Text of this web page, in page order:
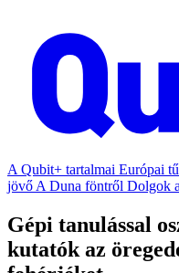
A Qubit+ tartalmai Európai
jövő A Duna föntről Dolgok
Gépi tanulással
kutatók az